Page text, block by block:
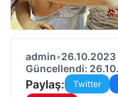
admin•26.10.2023
Güncellendi:
Paylaş: Twitter